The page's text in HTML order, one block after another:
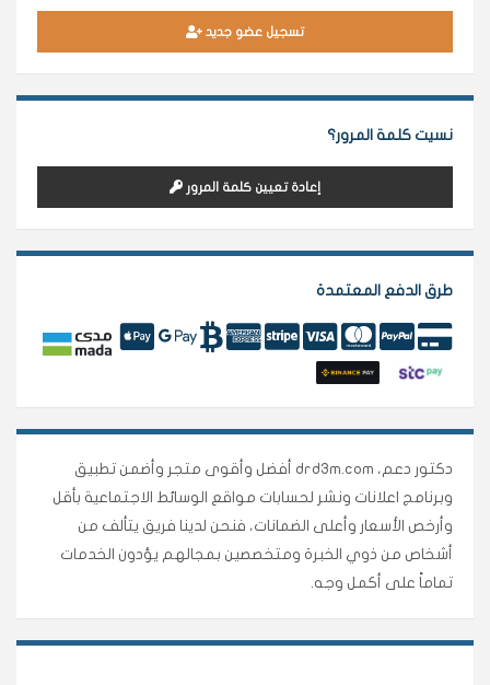
تسجيل عضو جديد
نسيت كلمة المرور؟
إعادة تعيين كلمة المرور
طرق الدفع المعتمدة
دكتور دعم، drd3m.com أفضل وأقوى متجر وأضمن تطبيق
وبرنامج اعلانات ونشر لحسابات مواقع الوسائط الاجتماعية بأقل
وأرخص الأسعار وأعلى الضمانات، فنحن لدينا فريق يتألف من
أشخاص من ذوي الخبرة ومتخصصين بمجالهم يؤدون الخدمات
تماماً على أكمل وجه.